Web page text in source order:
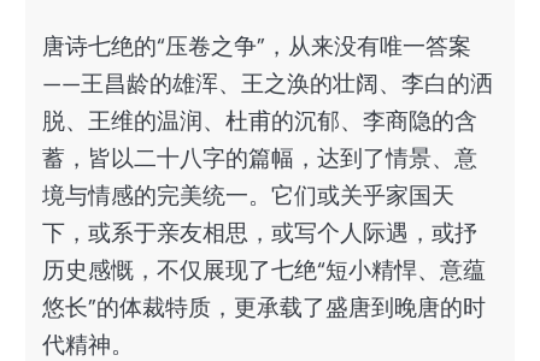
唐诗七绝的“压卷之争”，从来没有唯一答案
——王昌龄的雄浑、王之涣的壮阔、李白的洒
脱、王维的温润、杜甫的沉郁、李商隐的含
蓄，皆以二十八字的篇幅，达到了情景、意
境与情感的完美统一。它们或关乎家国天
下，或系于亲友相思，或写个人际遇，或抒
历史感慨，不仅展现了七绝“短小精悍、意蕴
悠长”的体裁特质，更承载了盛唐到晚唐的时
代精神。